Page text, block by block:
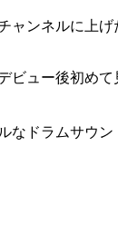
ンネルに上げ
ビュー後初め
ドラムサウ